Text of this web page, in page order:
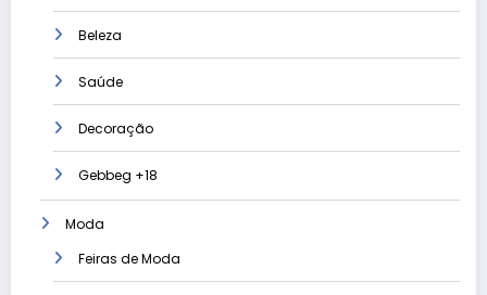
Beleza
Saúde
Decoração
Gebbeg +18
Moda
Feiras de Moda